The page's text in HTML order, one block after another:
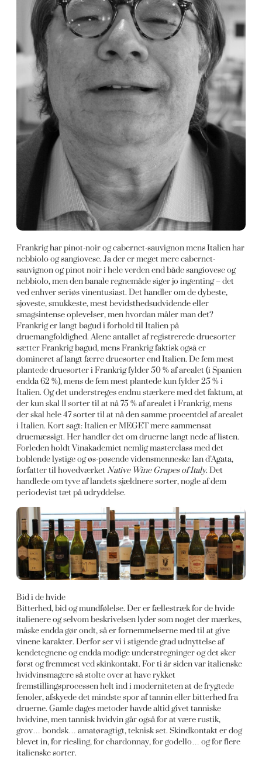
Frankrig har pinot-noir og cabernet-sauvignon mens Italien har
nebbiolo og sangiovese. Ja der er meget mere cabernet-
sauvignon og pinot noir i hele verden end både sangiovese og
nebbiolo, men den banale regnemåde siger jo ingenting – det
ved enhver seriøs vinentusiast. Det handler om de dybeste,
sjoveste, smukkeste, mest bevidsthedsudvidende eller
smagsintense oplevelser, men hvordan måler man det?
Frankrig er langt bagud i forhold til Italien på
druemangfoldighed. Alene antallet af registrerede druesorter
sætter Frankrig bagud, mens Frankrig faktisk også er
domineret af langt færre druesorter end Italien. De fem mest
plantede druesorter i Frankrig fylder 50 % af arealet (i Spanien
endda 62 %), mens de fem mest plantede kun fylder 25 % i
Italien. Og det understreges endnu stærkere med det faktum, at
der kun skal 11 sorter til at nå 75 % af arealet i Frankrig, mens
der skal hele 47 sorter til at nå den samme procentdel af arealet
i Italien. Kort sagt: Italien er MEGET mere sammensat
druemæssigt. Her handler det om druerne langt nede af listen.
Forleden holdt Vinakademiet nemlig masterclass med det
boblende lystige og øs-pøsende vidensmenneske Ian d’Agata,
forfatter til hovedværketNative Wine Grapes of Italy. Det
handlede om tyve af landets sjældnere sorter, nogle af dem
periodevist tæt på udryddelse.
Bid i de hvide
Bitterhed, bid og mundfølelse. Der er fællestræk for de hvide
italienere og selvom beskrivelsen lyder som noget der mærkes,
måske endda gør ondt, så er fornemmelserne med til at give
vinene karakter. Derfor ser vi i stigende grad udnyttelse af
kendetegnene og endda modige understregninger og det sker
først og fremmest ved skinkontakt. For ti år siden var italienske
hvidvinsmagere så stolte over at have rykket
fremstillingsprocessen helt ind i moderniteten at de frygtede
fenoler, afskyede det mindste spor af tannin eller bitterhed fra
druerne. Gamle dages metoder havde altid givet tanniske
hvidvine, men tannisk hvidvin går også for at være rustik,
grov… bondsk… amatøragtigt, teknisk set. Skindkontakt er dog
blevet in, for riesling, for chardonnay, for godello… og for flere
italienske sorter.